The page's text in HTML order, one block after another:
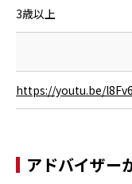
3歳以上
https://youtu.be/
アドバイザー